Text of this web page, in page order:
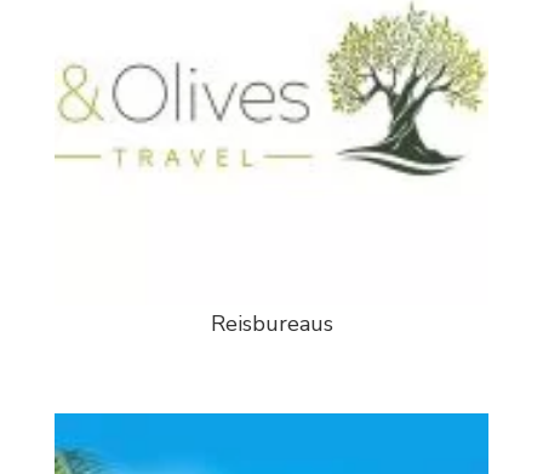
Reisbureaus